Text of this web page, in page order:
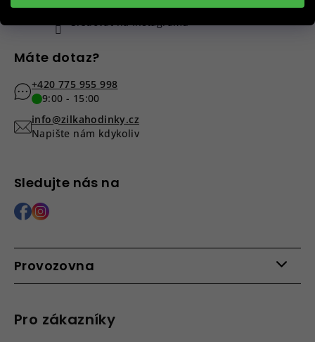
Pro zákazníky
Sledovat na Instagramu
Máte dotaz?
+420 775 955 998
9:00 - 15:00
info@zilkahodinky.cz
Napište nám kdykoliv
Sledujte nás na
Provozovna
Roháčova 639, 390 02 Tábor